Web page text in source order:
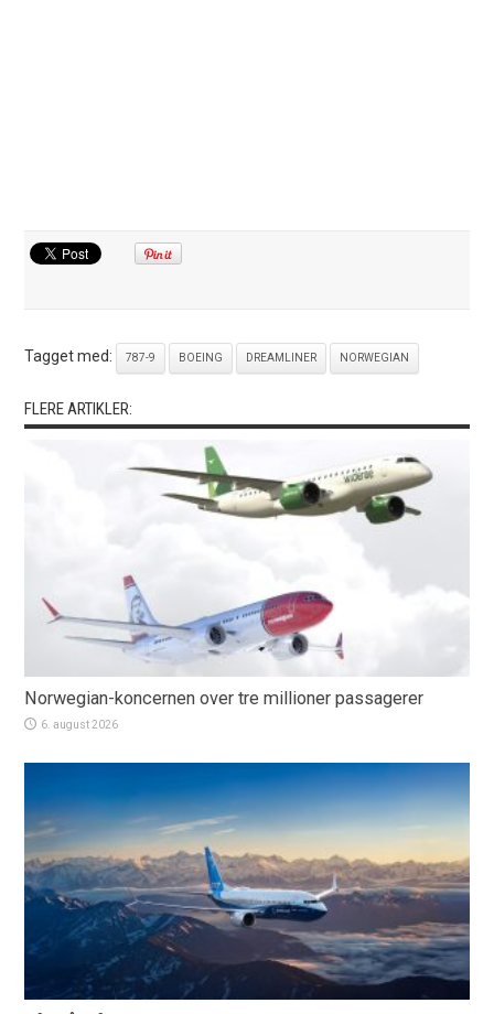
Tagget med: 787-9 BOEING DREAMLINER NORWEGIAN
FLERE ARTIKLER:
Norwegian-koncernen over tre millioner passagerer
6. august 2026